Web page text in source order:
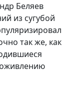
Беляев
из сугубой
так же, как
оживлению